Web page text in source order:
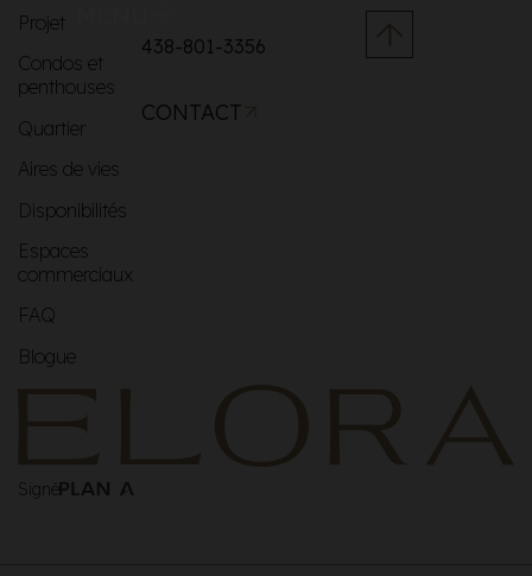
Projet
Condos et
penthouses
Quartier
Aires de vies
Disponibilités
Espaces
commerciaux
FAQ
Blogue
438-801-3356
CONTACT
Signé